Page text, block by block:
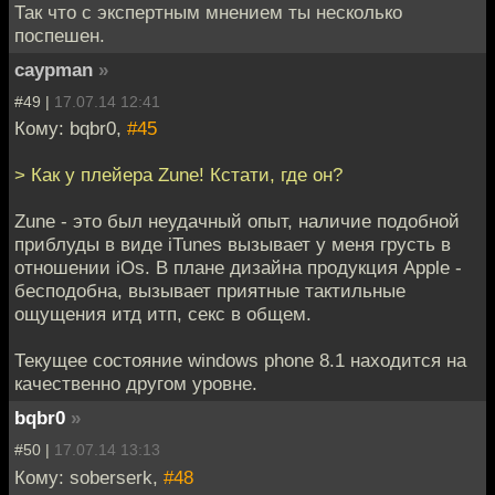
Так что с экспертным мнением ты несколько
поспешен.
caypman »
#49 | 17.07.14 12:41
Кому: bqbr0, #45
> Как у плейера Zune! Кстати, где он?
Zune - это был неудачный опыт, наличие подобной
приблуды в виде iTunes вызывает у меня грусть в
отношении iOs. В плане дизайна продукция Apple -
бесподобна, вызывает приятные тактильные
ощущения итд итп, секс в общем.
Текущее состояние windows phone 8.1 находится на
качественно другом уровне.
bqbr0 »
#50 | 17.07.14 13:13
Кому: soberserk, #48